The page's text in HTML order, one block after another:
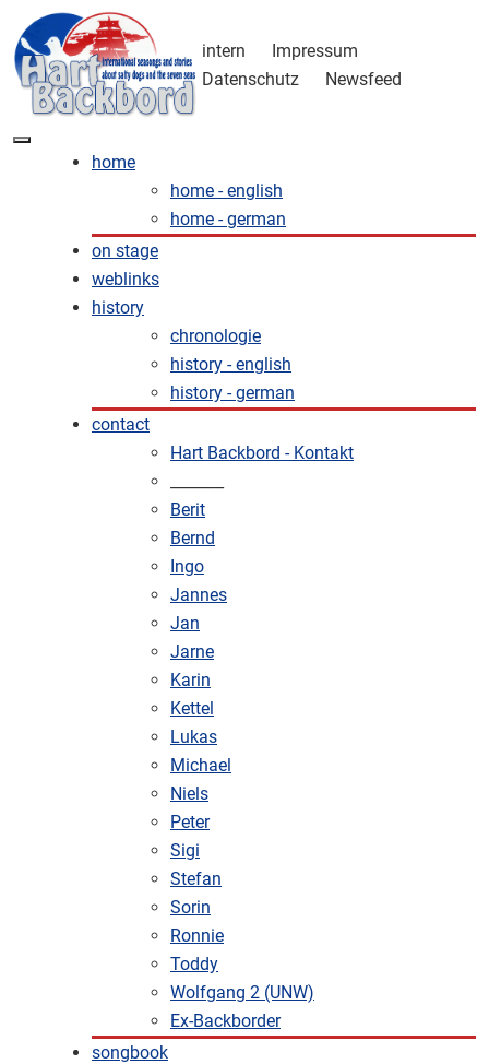
intern
Impressum
Datenschutz
Newsfeed
home
home - english
home - german
on stage
weblinks
history
chronologie
history - english
history - german
contact
Hart Backbord - Kontakt
Berit
Bernd
Ingo
Jannes
Jan
Jarne
Karin
Kettel
Lukas
Michael
Niels
Peter
Sigi
Stefan
Sorin
Ronnie
Toddy
Wolfgang 2 (UNW)
Ex-Backborder
songbook